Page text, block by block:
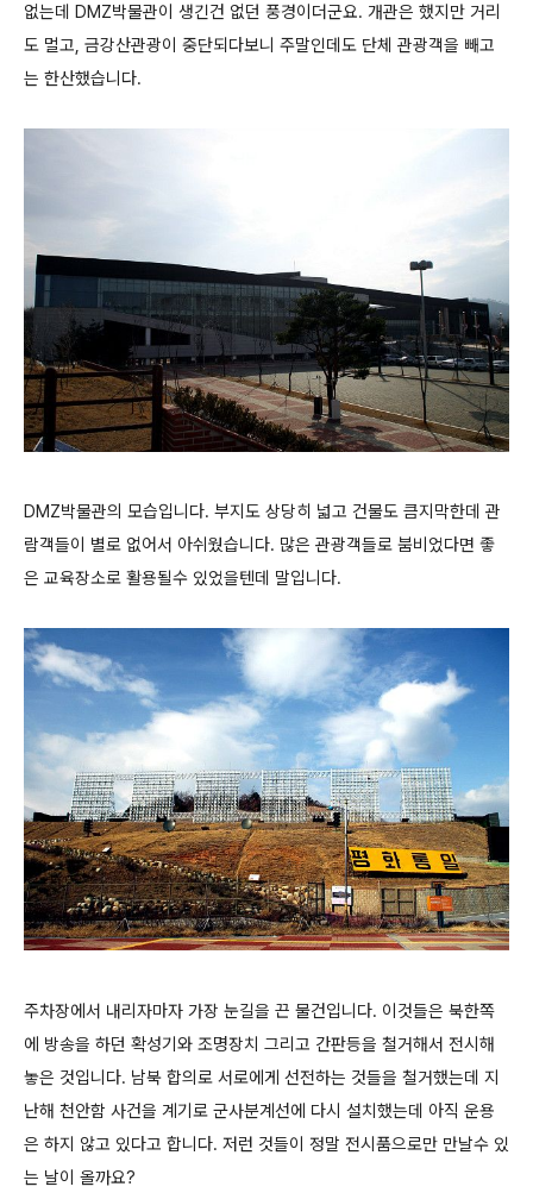
없는데 DMZ박물관이 생긴건 없던 풍경이더군요. 개관은 했지만 거리
도 멀고, 금강산관광이 중단되다보니 주말인데도 단체 관광객을 빼고
는 한산했습니다.
DMZ박물관의 모습입니다. 부지도 상당히 넓고 건물도 큼지막한데 관
람객들이 별로 없어서 아쉬웠습니다. 많은 관광객들로 붐비었다면 좋
은 교육장소로 활용될수 있었을텐데 말입니다.
주차장에서 내리자마자 가장 눈길을 끈 물건입니다. 이것들은 북한쪽
에 방송을 하던 확성기와 조명장치 그리고 간판등을 철거해서 전시해
놓은 것입니다. 남북 합의로 서로에게 선전하는 것들을 철거했는데 지
난해 천안함 사건을 계기로 군사분계선에 다시 설치했는데 아직 운용
은 하지 않고 있다고 합니다. 저런 것들이 정말 전시품으로만 만날수 있
는 날이 올까요?